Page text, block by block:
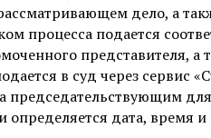
дело, а
процесса подается
представителя,
в суд через
председательствующим
определяется дата, время